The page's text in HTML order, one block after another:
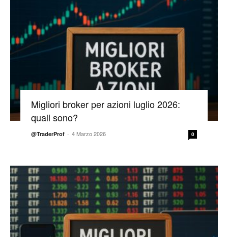
Migliori broker per azioni luglio 2026:
quali sono?
@TraderProf - 4 Marzo 2026 0